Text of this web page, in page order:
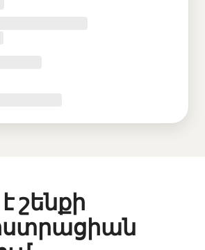
շենքի